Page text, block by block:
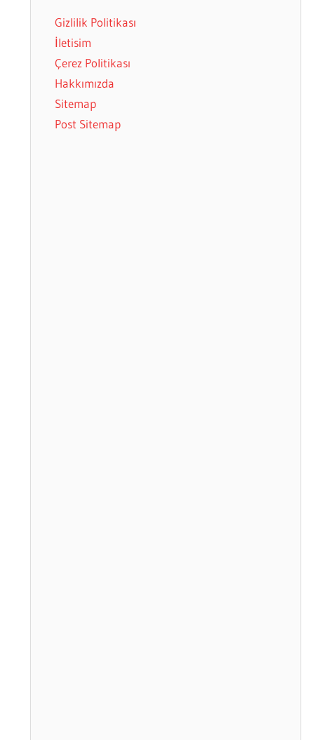
Gizlilik Politikası
İletisim
Çerez Politikası
Hakkımızda
Sitemap
Post Sitemap